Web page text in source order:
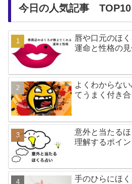
今日の人気記事 TOP10
唇や口元のほ
運命と性格の
よくわからな
てうまく付き
意外と当たる
理解するポイン
手のひらにほ